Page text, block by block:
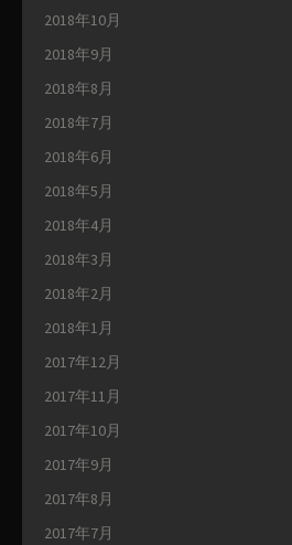
2018年10月
2018年9月
2018年8月
2018年7月
2018年6月
2018年5月
2018年4月
2018年3月
2018年2月
2018年1月
2017年12月
2017年11月
2017年10月
2017年9月
2017年8月
2017年7月